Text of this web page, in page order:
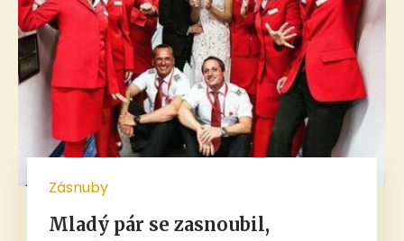
Zásnuby
Mladý pár se zasnoubil,